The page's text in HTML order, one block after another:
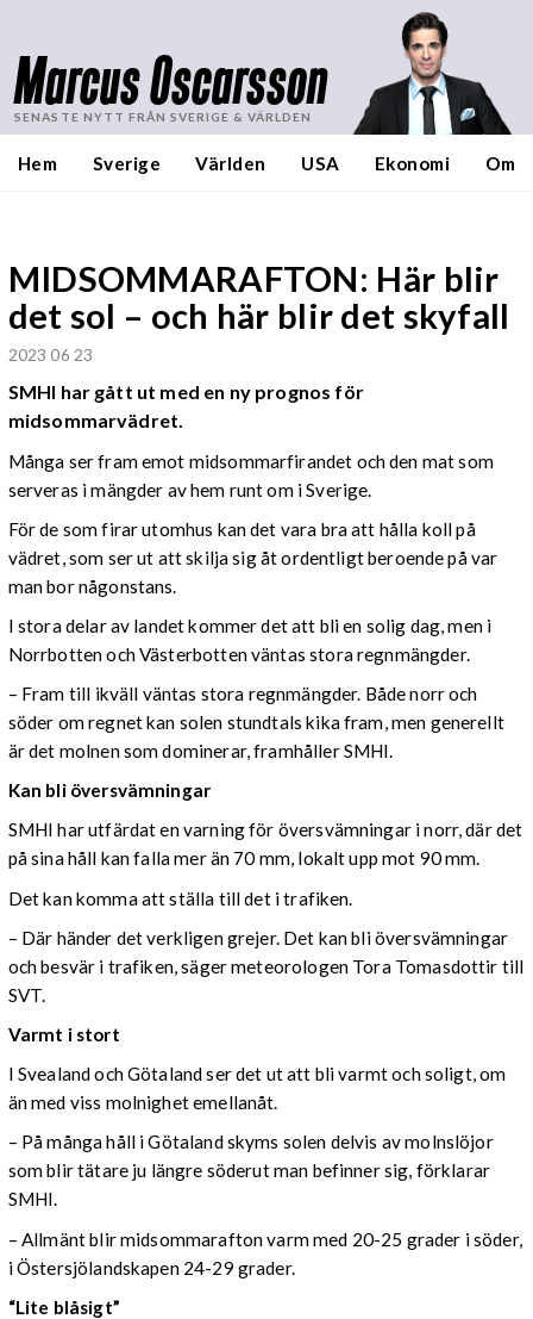
Marcus Oscarsson
SENASTE NYTT FRÅN SVERIGE & VÄRLDEN
Hem Sverige Världen USA Ekonomi Om
MIDSOMMARAFTON: Här blir
det sol – och här blir det skyfall
2023 06 23
SMHI har gått ut med en ny prognos för
midsommarvädret.
Många ser fram emot midsommarfirandet och den mat som
serveras i mängder av hem runt om i Sverige.
För de som firar utomhus kan det vara bra att hålla koll på
vädret, som ser ut att skilja sig åt ordentligt beroende på var
man bor någonstans.
I stora delar av landet kommer det att bli en solig dag, men i
Norrbotten och Västerbotten väntas stora regnmängder.
– Fram till ikväll väntas stora regnmängder. Både norr och
söder om regnet kan solen stundtals kika fram, men generellt
är det molnen som dominerar, framhåller SMHI.
Kan bli översvämningar
SMHI har utfärdat en varning för översvämningar i norr, där det
på sina håll kan falla mer än 70 mm, lokalt upp mot 90 mm.
Det kan komma att ställa till det i trafiken.
– Där händer det verkligen grejer. Det kan bli översvämningar
och besvär i trafiken, säger meteorologen Tora Tomasdottir till
SVT.
Varmt i stort
I Svealand och Götaland ser det ut att bli varmt och soligt, om
än med viss molnighet emellanåt.
– På många håll i Götaland skyms solen delvis av molnslöjor
som blir tätare ju längre söderut man befinner sig, förklarar
SMHI.
– Allmänt blir midsommarafton varm med 20-25 grader i söder,
i Östersjölandskapen 24-29 grader.
“Lite blåsigt”